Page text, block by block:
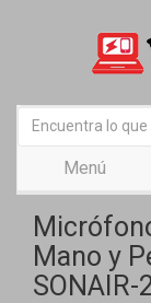
Menú
Mano y